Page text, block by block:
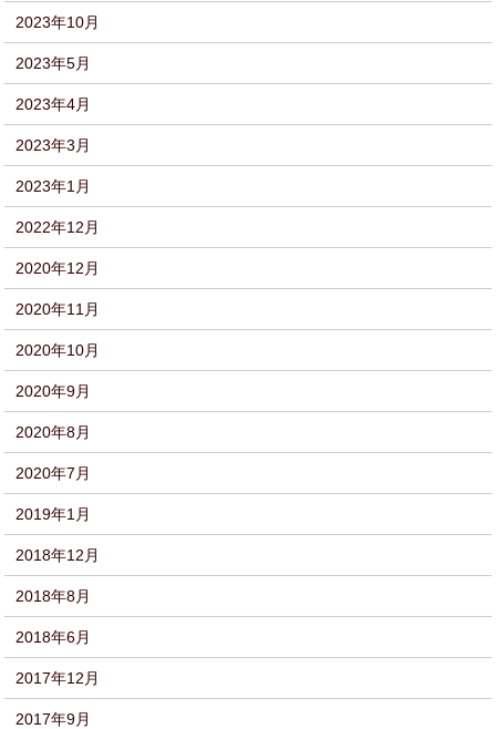
2023年10月
2023年5月
2023年4月
2023年3月
2023年1月
2022年12月
2020年12月
2020年11月
2020年10月
2020年9月
2020年8月
2020年7月
2019年1月
2018年12月
2018年8月
2018年6月
2017年12月
2017年9月